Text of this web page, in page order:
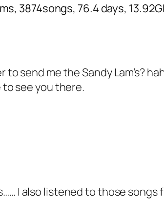
3874songs, 76.4 days,
to send me the Sandy Lam’s?
see you there.
I also listened to those